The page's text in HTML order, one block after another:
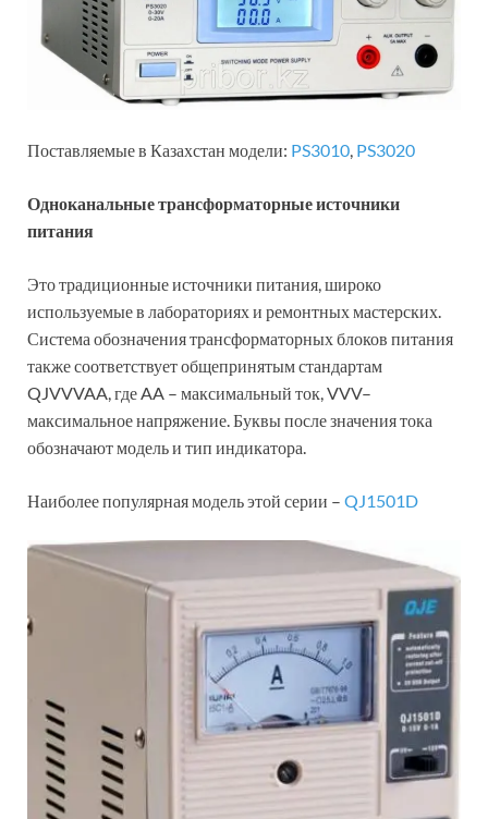
Поставляемые в Казахстан модели: PS3010, PS3020
Одноканальные трансформаторные источники
питания
Это традиционные источники питания, широко
используемые в лабораториях и ремонтных мастерских.
Система обозначения трансформаторных блоков питания
также соответствует общепринятым стандартам
QJVVVAA, где AA – максимальный ток, VVV–
максимальное напряжение. Буквы после значения тока
обозначают модель и тип индикатора.
Наиболее популярная модель этой серии – QJ1501D